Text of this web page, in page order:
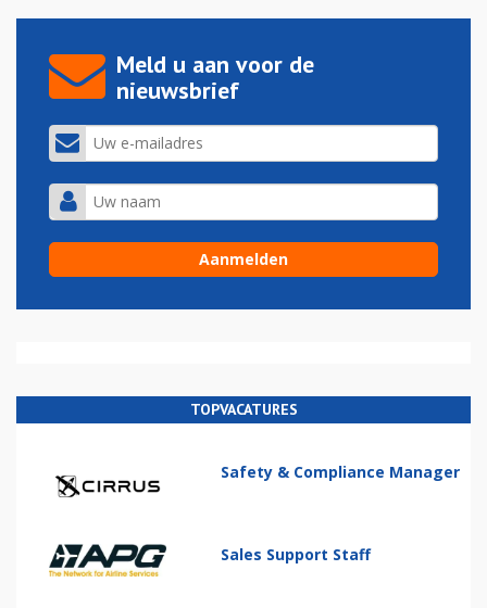
Meld u aan voor de
nieuwsbrief
TOPVACATURES
Safety & Compliance Manager
Sales Support Staff